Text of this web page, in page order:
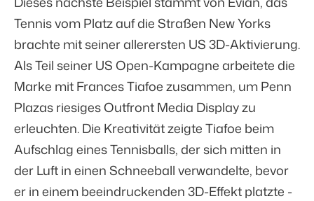
Tennis vom Platz auf die Straßen New Yorks
brachte mit seiner allerersten US 3D-Aktivierung.
Als Teil seiner US Open-Kampagne arbeitete die
Marke mit Frances Tiafoe zusammen, um Penn
Plazas riesiges Outfront Media Display zu
erleuchten. Die Kreativität zeigte Tiafoe beim
Aufschlag eines Tennisballs, der sich mitten in
der Luft in einen Schneeball verwandelte, bevor
er in einem beeindruckenden 3D-Effekt platzte -